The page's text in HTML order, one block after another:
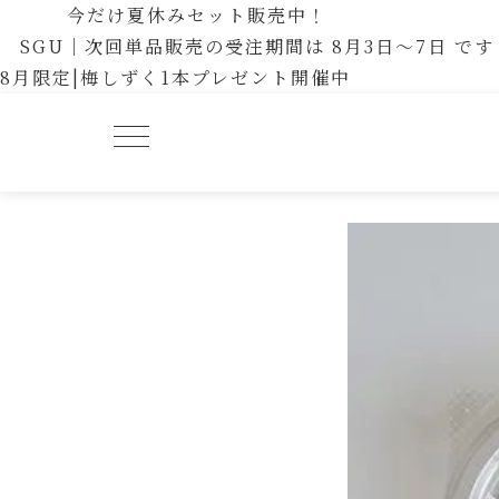
今だけ夏休みセット販売中！
SGU｜次回単品販売の受注期間は 8月3日〜7日 で
8月限定|梅しずく1本プレゼント開催中